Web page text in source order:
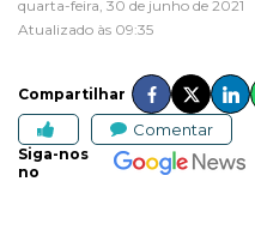
quarta-feira, 30 de junho de 2021
Atualizado às 09:35
Compartilhar
Comentar
Siga-nos
no